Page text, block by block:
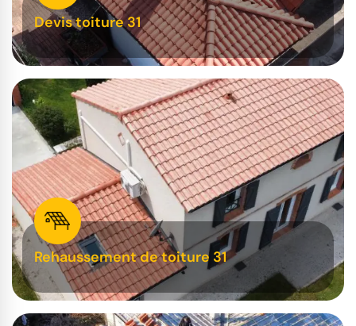
Devis toiture 31
Rehaussement de toiture 31